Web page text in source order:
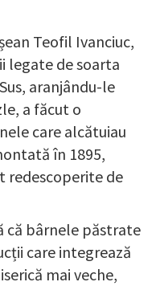
Teofil Ivanciuc,
legate de soarta
aranjându-le
a făcut o
care alcătuiau
în 1895,
redescoperite de
că bârnele păstrate
care integrează
mai veche,